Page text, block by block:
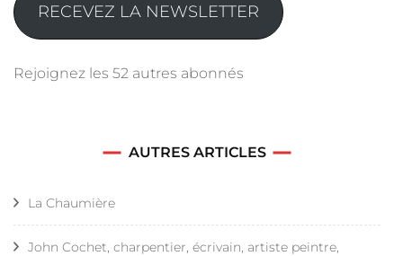
RECEVEZ LA NEWSLETTER
Rejoignez les 52 autres abonnés
AUTRES ARTICLES
La Chaumière
John Cochet, charpentier, écrivain, artiste peintre,